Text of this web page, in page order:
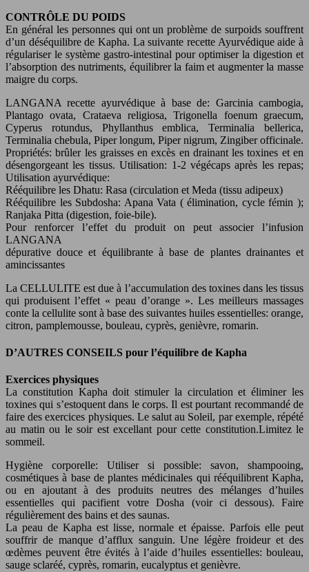
CONTRÔLE DU POIDS
En général les personnes qui ont un problème de surpoids souffrent
d’un déséquilibre de Kapha. La suivante recette Ayurvédique aide à
régulariser le système gastro-intestinal pour optimiser la digestion et
l’absorption des nutriments, équilibrer la faim et augmenter la masse
maigre du corps.
LANGANA recette ayurvédique à base de: Garcinia cambogia,
Plantago ovata, Crataeva religiosa, Trigonella foenum graecum,
Cyperus rotundus, Phyllanthus emblica, Terminalia bellerica,
Terminalia chebula, Piper longum, Piper nigrum, Zingiber officinale.
Propriétés: brûler les graisses en excès en drainant les toxines et en
désengorgeant les tissus. Utilisation: 1-2 végécaps après les repas;
Utilisation ayurvédique:
Rééquilibre les Dhatu: Rasa (circulation et Meda (tissu adipeux)
Rééquilibre les Subdosha: Apana Vata ( élimination, cycle fémin );
Ranjaka Pitta (digestion, foie-bile).
Pour renforcer l’effet du produit on peut associer l’infusion
LANGANA
dépurative douce et équilibrante à base de plantes drainantes et
amincissantes
La CELLULITE est due à l’accumulation des toxines dans les tissus
qui produisent l’effet « peau d’orange ». Les meilleurs massages
conte la cellulite sont à base des suivantes huiles essentielles: orange,
citron, pamplemousse, bouleau, cyprès, genièvre, romarin.
D’AUTRES CONSEILS pour l’équilibre de Kapha
Exercices physiques
La constitution Kapha doit stimuler la circulation et éliminer les
toxines qui s’estoquent dans le corps. Il est pourtant recommandé de
faire des exercices physiques. Le salut au Soleil, par exemple, répété
au matin ou le soir est excellant pour cette constitution.Limitez le
sommeil.
Hygiène corporelle: Utiliser si possible: savon, shampooing,
cosmétiques à base de plantes médicinales qui rééquilibrent Kapha,
ou en ajoutant à des produits neutres des mélanges d’huiles
essentielles qui pacifient votre Dosha (voir ci dessous). Faire
régulièrement des bains et des saunas.
La peau de Kapha est lisse, normale et épaisse. Parfois elle peut
souffrir de manque d’afflux sanguin. Une légère froideur et des
œdèmes peuvent être évités à l’aide d’huiles essentielles: bouleau,
sauge sclaréé, cyprès, romarin, eucalyptus et genièvre.